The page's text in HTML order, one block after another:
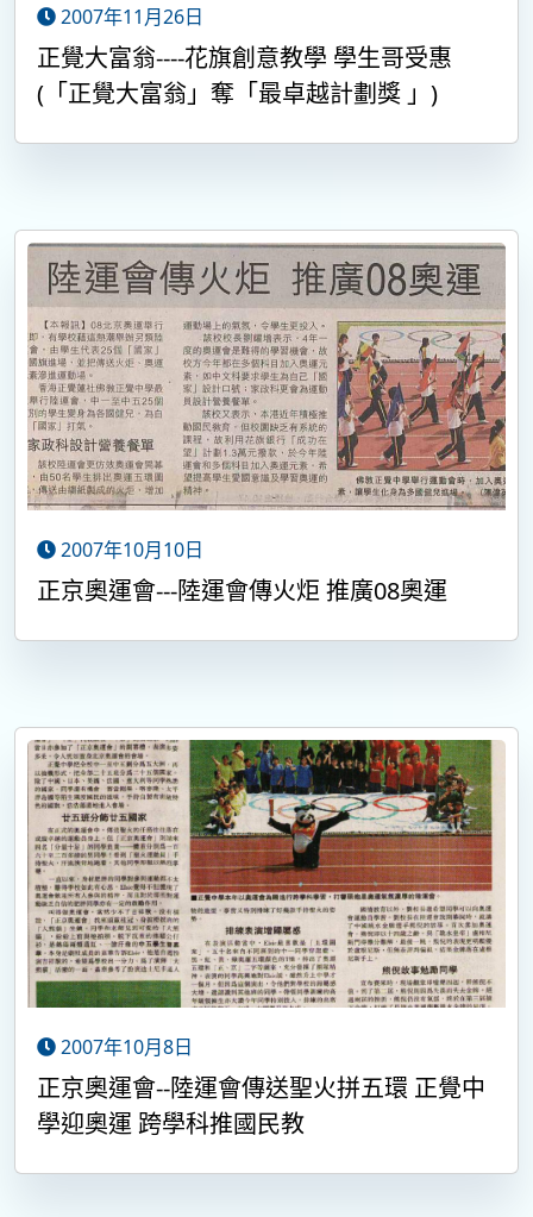
2007年11月26日
正覺大富翁----花旗創意教學 學生哥受惠
(「正覺大富翁」奪「最卓越計劃獎 」)
2007年10月10日
正京奧運會---陸運會傳火炬 推廣08奧運
2007年10月8日
正京奧運會--陸運會傳送聖火拼五環 正覺中
學迎奧運 跨學科推國民教